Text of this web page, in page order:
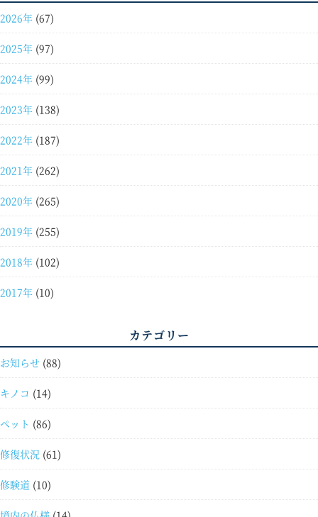
2026年 (67)
2025年 (97)
2024年 (99)
2023年 (138)
2022年 (187)
2021年 (262)
2020年 (265)
2019年 (255)
2018年 (102)
2017年 (10)
カテゴリー
お知らせ (88)
キノコ (14)
ペット (86)
修復状況 (61)
修験道 (10)